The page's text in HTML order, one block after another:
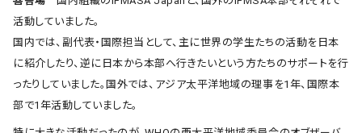
活動していました。
国内では、副代表・国際担当として、主に世界の学生たちの活動を日本
に紹介したり、逆に日本から本部へ行きたいという方たちのサポートを行
ったりしていました。国外では、アジア太平洋地域の理事を1年、国際本
部で1年活動していました。